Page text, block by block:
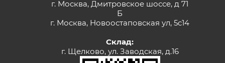
г. Москва, Дмитровское шоссе, д 71
Б
г. Москва, Новоостаповская ул, 5с14
Склад:
г. Щелково, ул. Заводская, д.16